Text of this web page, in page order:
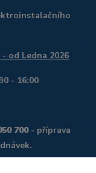
od Ledna 2026
- 16:00
700- příprava